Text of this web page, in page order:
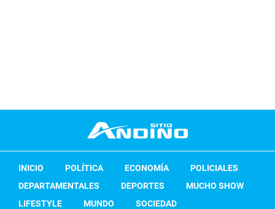
INICIO POLÍTICA ECONOMÍA
POLICIALES
DEPARTAMENTALES
DEPORTES
MUCHO SHOW
LIFESTYLE
MUNDO SOCIEDAD